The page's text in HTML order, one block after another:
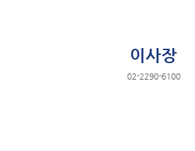
이사장
02-2290-6100